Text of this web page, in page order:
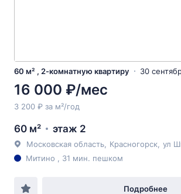
60 м² , 2-комнатную квартиру 30
16 000 ₽/мес
3 200 ₽ за м²/год
60 м² этаж 2
Московская область Красногорск ул
Митино , 31 мин. пешком
Подробнее